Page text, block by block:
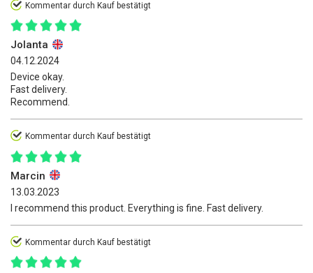
Kommentar durch Kauf bestätigt
Jolanta
04.12.2024
Device okay.
Fast delivery.
Recommend.
Kommentar durch Kauf bestätigt
Marcin
13.03.2023
I recommend this product. Everything is fine. Fast delivery.
Kommentar durch Kauf bestätigt